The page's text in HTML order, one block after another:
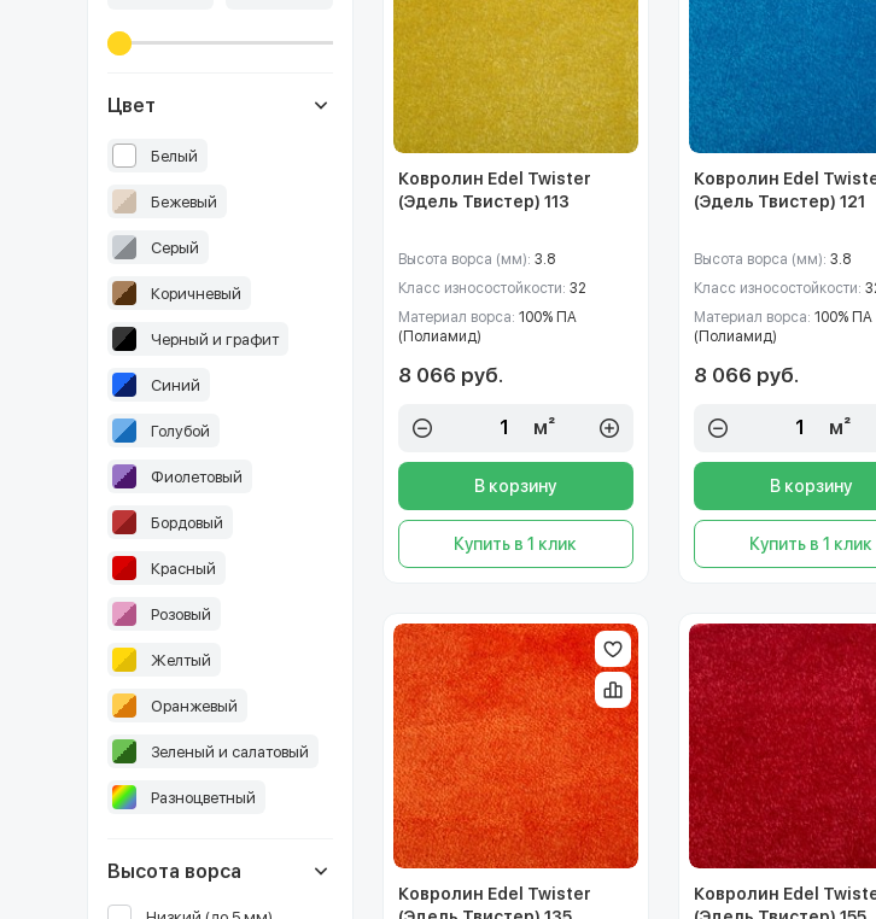
Цвет
Белый
Бежевый
Серый
Коричневый
Черный и графит
Синий
Голубой
Фиолетовый
Бордовый
Красный
Розовый
Желтый
Оранжевый
Зеленый и салатовый
Разноцветный
Высота ворса
Ковролин Edel Twister
(Эдель Твистер) 113
Высота ворса (мм): 3.8
Класс износостойкости: 32
Материал ворса: 100% ПА
(Полиамид)
8 066 руб.
м²
В корзину
Купить в 1 клик
Ковролин Edel
(Эдель Твистер) 121
Высота ворса (мм): 3.8
Класс износостойкости:
Материал ворса: 100% ПА
(Полиамид)
8 066 руб.
м²
В корзину
Купить в 1 клик
Ковролин Edel Twister
Ковролин Edel